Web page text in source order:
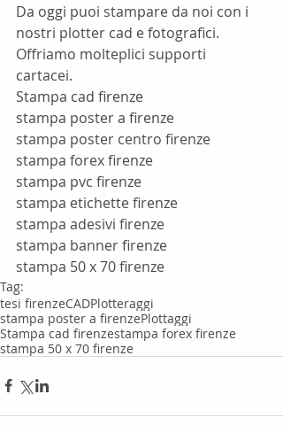
Da oggi puoi stampare da noi con i
nostri plotter cad e fotografici.
Offriamo molteplici supporti
cartacei.
Stampa cad firenze
stampa poster a firenze
stampa poster centro firenze
stampa forex firenze
stampa pvc firenze
stampa etichette firenze
stampa adesivi firenze
stampa banner firenze
stampa 50 x 70 firenze
Tag:
tesi firenzeCADPlotteraggi
stampa poster a firenzePlottaggi
Stampa cad firenzestampa forex firenze
stampa 50 x 70 firenze